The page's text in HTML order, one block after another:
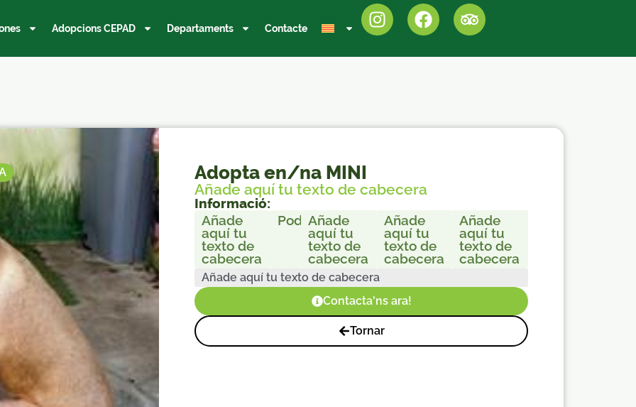
Adopcions CEPAD Departaments Contacte
Adopta en/na MINI
Añade aquí tu texto de cabecera
Informació:
Añade
aquí tu
texto de
cabecera
Podenco
Añade
aquí tu
texto de
cabecera
Añade
aquí tu
texto de
cabecera
Añade
aquí tu
texto de
cabecera
Añade aquí tu texto de cabecera
Contacta'ns ara!
Tornar